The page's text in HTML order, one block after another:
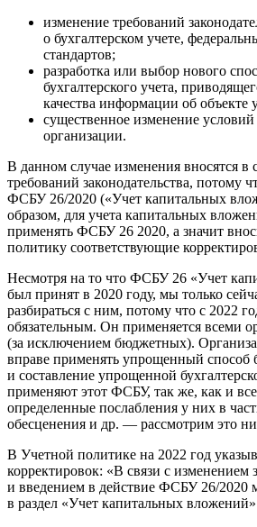
изменение требований
о бухгалтерском учете,
стандартов;
разработка или выбор нового
бухгалтерского учета,
качества информации об объекте
существенное изменение условий
организации.
В данном случае изменения вносятся в
требований законодательства, потому
ФСБУ 26/2020 («Учет капитальных
образом, для учета капитальных
применять ФСБУ 26 2020, а значит
политику соответствующие
Несмотря на то что ФСБУ 26 «Учет
был принят в 2020 году, мы только
разбираться с ним, потому что с 2022
обязательным. Он применяется всеми
(за исключением бюджетных).
вправе применять упрощенный способ
и составление упрощенной
применяют этот ФСБУ, так же, как и
определенные послабления у них в
обесценения и др. — рассмотрим это
В Учетной политике на 2022 год
корректировок: «В связи с изменением
и введением в действие ФСБУ 26/2020
в раздел «Учет капитальных